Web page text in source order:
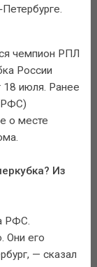
чемпион РПЛ
России
18 июля. Ранее
о месте
Из
РФС.
Они его
— сказал